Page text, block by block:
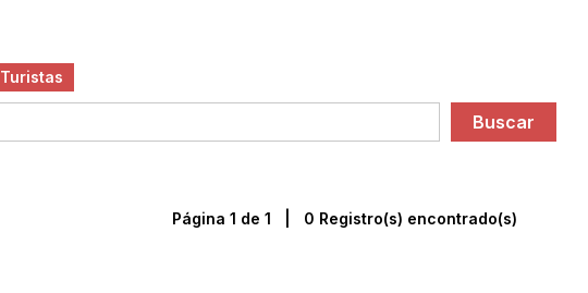
Turistas
Página 1 de 1 | 0 Registro(s) encontrado(s)